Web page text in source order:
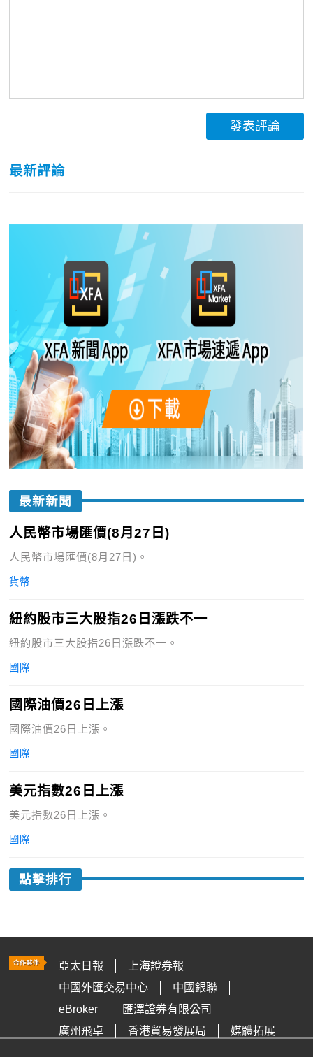
發表評論
最新評論
最新新聞
人民幣市場匯價(8月27日)
人民幣市場匯價(8月27日)。
貨幣
紐約股市三大股指26日漲跌不一
紐約股市三大股指26日漲跌不一。
國際
國際油價26日上漲
國際油價26日上漲。
國際
美元指數26日上漲
美元指數26日上漲。
國際
點擊排行
亞太日報
上海證券報
中國外匯交易中心
中國銀聯
eBroker
匯澤證券有限公司
廣州飛卓
香港貿易發展局 媒體拓展